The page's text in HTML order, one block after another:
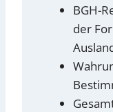
BGH-
der